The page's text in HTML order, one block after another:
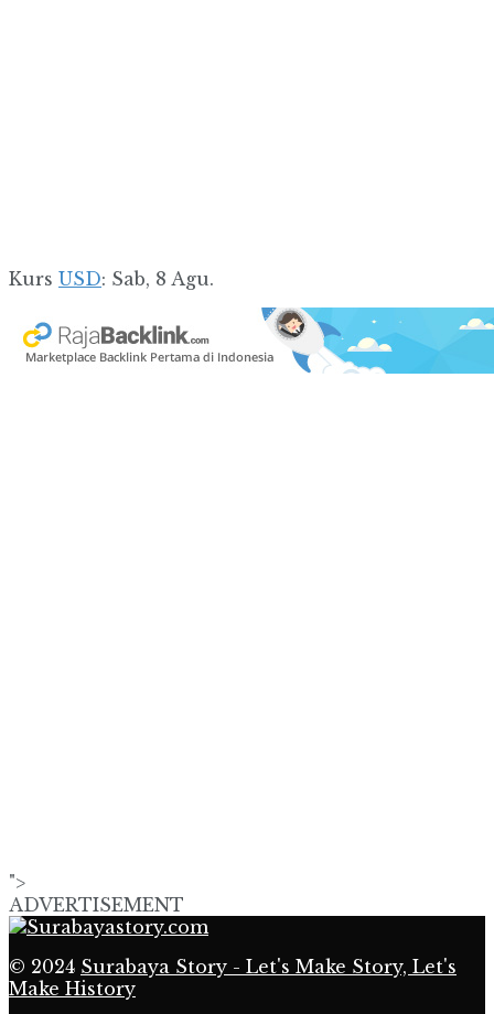
Kurs USD: Sab, 8 Agu.
">
ADVERTISEMENT
© 2024 Surabaya Story - Let's Make Story, Let's
Make History